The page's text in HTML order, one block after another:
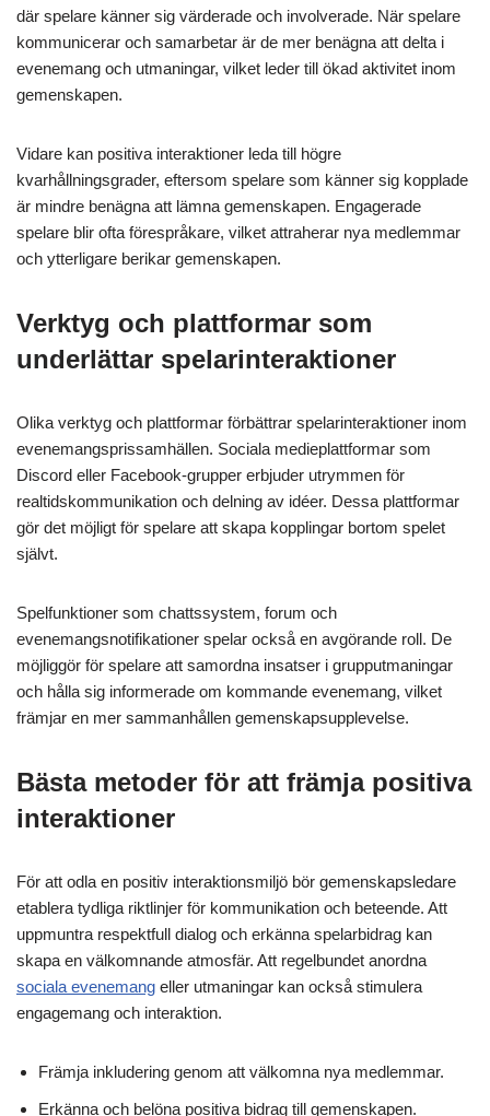
där spelare känner sig värderade och involverade. När spelare
kommunicerar och samarbetar är de mer benägna att delta i
evenemang och utmaningar, vilket leder till ökad aktivitet inom
gemenskapen.
Vidare kan positiva interaktioner leda till högre
kvarhållningsgrader, eftersom spelare som känner sig kopplade
är mindre benägna att lämna gemenskapen. Engagerade
spelare blir ofta förespråkare, vilket attraherar nya medlemmar
och ytterligare berikar gemenskapen.
Verktyg och plattformar som
underlättar spelarinteraktioner
Olika verktyg och plattformar förbättrar spelarinteraktioner inom
evenemangsprissamhällen. Sociala medieplattformar som
Discord eller Facebook-grupper erbjuder utrymmen för
realtidskommunikation och delning av idéer. Dessa plattformar
gör det möjligt för spelare att skapa kopplingar bortom spelet
självt.
Spelfunktioner som chattssystem, forum och
evenemangsnotifikationer spelar också en avgörande roll. De
möjliggör för spelare att samordna insatser i grupputmaningar
och hålla sig informerade om kommande evenemang, vilket
främjar en mer sammanhållen gemenskapsupplevelse.
Bästa metoder för att främja positiva
interaktioner
För att odla en positiv interaktionsmiljö bör gemenskapsledare
etablera tydliga riktlinjer för kommunikation och beteende. Att
uppmuntra respektfull dialog och erkänna spelarbidrag kan
skapa en välkomnande atmosfär. Att regelbundet anordna
sociala evenemang eller utmaningar kan också stimulera
engagemang och interaktion.
Främja inkludering genom att välkomna nya medlemmar.
Erkänna och belöna positiva bidrag till gemenskapen.